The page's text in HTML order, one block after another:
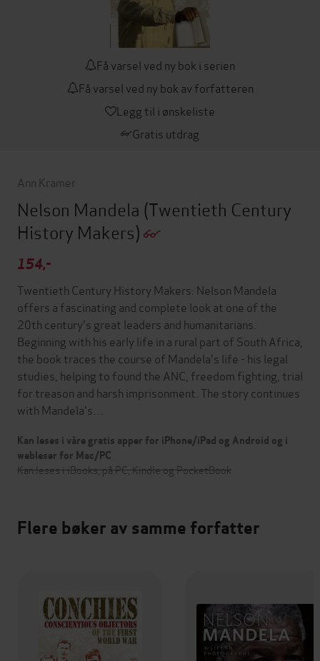
Få varsel ved ny bok i serien
Få varsel ved ny bok av forfatteren
Legg til i ønskeliste
Gratis utdrag
Ann Kramer
Nelson Mandela (Twentieth Century
History Makers)
154,-
Twentieth Century History Makers: Nelson Mandela
offers a fascinating and complete look at one of the
20th century's great leaders and humanitarians.
Beginning with his early life in a rural part of South Africa,
the book traces the course of Mandela's life - his legal
studies, helping to found the ANC, freedom fighting, trial
for treason and harsh imprisonment. The story continues
with Mandela's…
Kan leses i våre gratis apper for iPhone/iPad og Android og i
webleser for Mac/PC
Kan leses i iBooks, på PC, Kindle og PocketBook
Flere bøker av samme forfatter